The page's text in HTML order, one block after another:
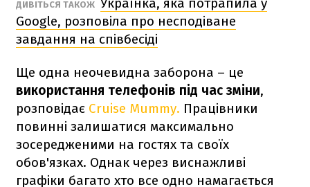
ДИВІТЬСЯ ТАКОЖ
Google, розповіла про несподіване
завдання на співбесіді
Ще одна неочевидна заборона – це
використання телефонів під час зміни,
розповідає Cruise Mummy. Працівники
повинні залишатися максимально
зосередженими на гостях та своїх
обов'язках. Однак через виснажливі
графіки багато хто все одно намагається